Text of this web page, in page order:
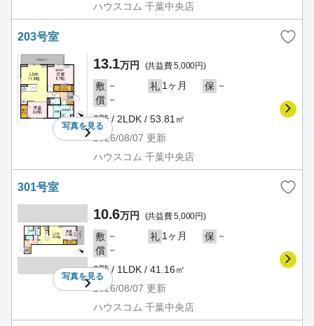
ハウスコム 千葉中央店
203号室
写真を見る
13.1万円 (共益費 5,000円)
敷 － 礼 1ヶ月 保 －
償 －
2階 / 2LDK / 53.81㎡
2026/08/07 更新
ハウスコム 千葉中央店
301号室
写真を見る
10.6万円 (共益費 5,000円)
敷 － 礼 1ヶ月 保 －
償 －
3階 / 1LDK / 41.16㎡
2026/08/07 更新
ハウスコム 千葉中央店